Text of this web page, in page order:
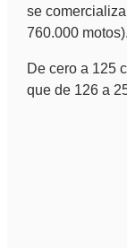
se
760.000 motos).
De cero a 125
que de 126 a